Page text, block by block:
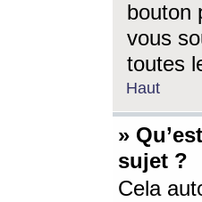
bouton
vous
toutes
Haut
»
sujet ?
Cela